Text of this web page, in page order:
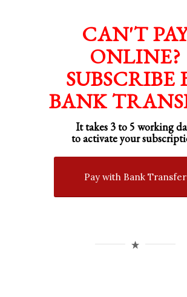
CAN'T
ONLINE?
SUBSCRIBE
BANK
It takes 3 to 5 working
to activate your
Pay with Bank Transfer